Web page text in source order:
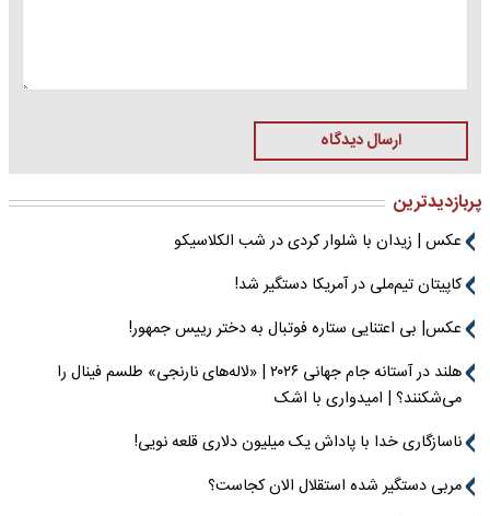
ارسال دیدگاه
پربازدیدترین
عکس | زیدان با شلوار کردی در شب الکلاسیکو
کاپیتان تیم‌ملی در آمریکا دستگیر شد!
عکس| بی اعتنایی ستاره فوتبال به دختر رییس جمهور!
هلند در آستانه جام جهانی ۲۰۲۶ | «لاله‌های نارنجی» طلسم فینال را
می‌شکنند؟ | امیدواری با اشک
ناسازگاری خدا با پاداش یک میلیون دلاری قلعه نویی!
مربی دستگیر شده استقلال الان کجاست؟